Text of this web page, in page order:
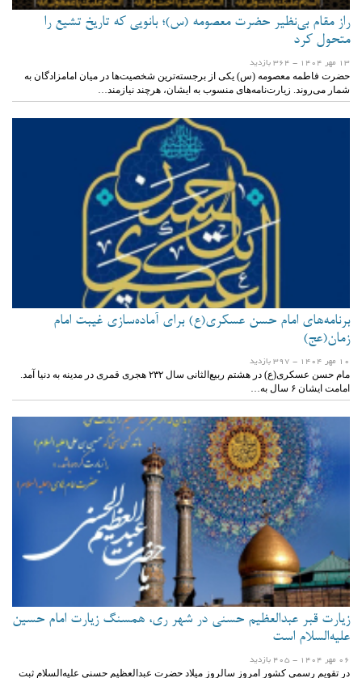
راز مقام بی‌نظیر حضرت معصومه (س)؛ بانویی که تاریخ تشیع را
متحول کرد
13 مهر 1404 - 364 بازدید
حضرت فاطمه معصومه (س) یکی از برجسته‌ترین شخصیت‌ها در میان امامزادگان به
شمار می‌روند. زیارت‌نامه‌های منسوب به ایشان، هرچند نیازمند…
برنامه‌های امام حسن عسکری(ع) برای آماده‌سازی غیبت امام
زمان(عج)
10 مهر 1404 - 397 بازدید
مام حسن عسکری(ع) در هشتم ربیع‌الثانی سال ۲۳۲ هجری قمری در مدینه به دنیا آمد.
امامت ایشان ۶ سال به…
زیارت قبر عبدالعظیم حسنی در شهر ری، همسنگ زیارت امام حسین
علیه‌السلام است
06 مهر 1404 - 405 بازدید
در تقویم رسمی کشور امروز سالروز میلاد حضرت عبدالعظیم حسنی علیه‌السلام ثبت